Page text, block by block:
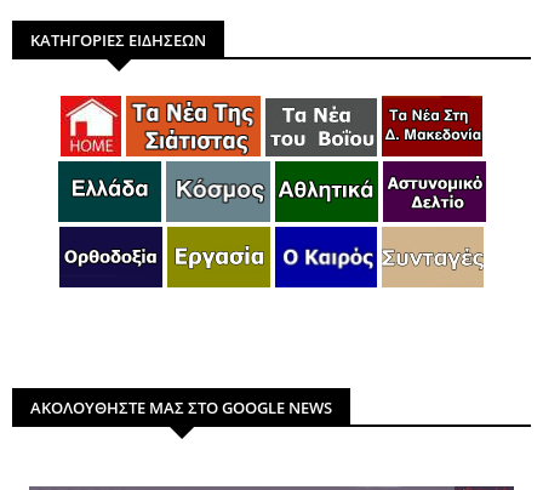
ΚΑΤΗΓΟΡΙΕΣ ΕΙΔΗΣΕΩΝ
ΑΚΟΛΟΥΘΗΣΤΕ ΜΑΣ ΣΤΟ GOOGLE NEWS